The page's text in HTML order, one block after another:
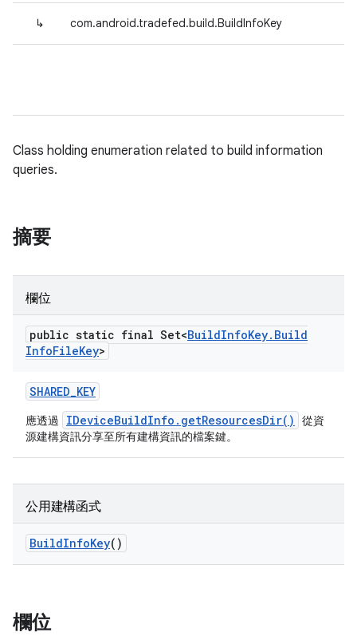
↳ com.android.tradefed.build.BuildInfoKey
Class holding enumeration related to build information
queries.
摘要
欄位
public static final Set<BuildInfoKey. Build
InfoFileKey>
SHARED_KEY
應透過 IDeviceBuildInfo.getResourcesDir()
從資
源建構資訊分享至所有建構資訊的檔案鍵。
公用建構函式
BuildInfoKey()
欄位